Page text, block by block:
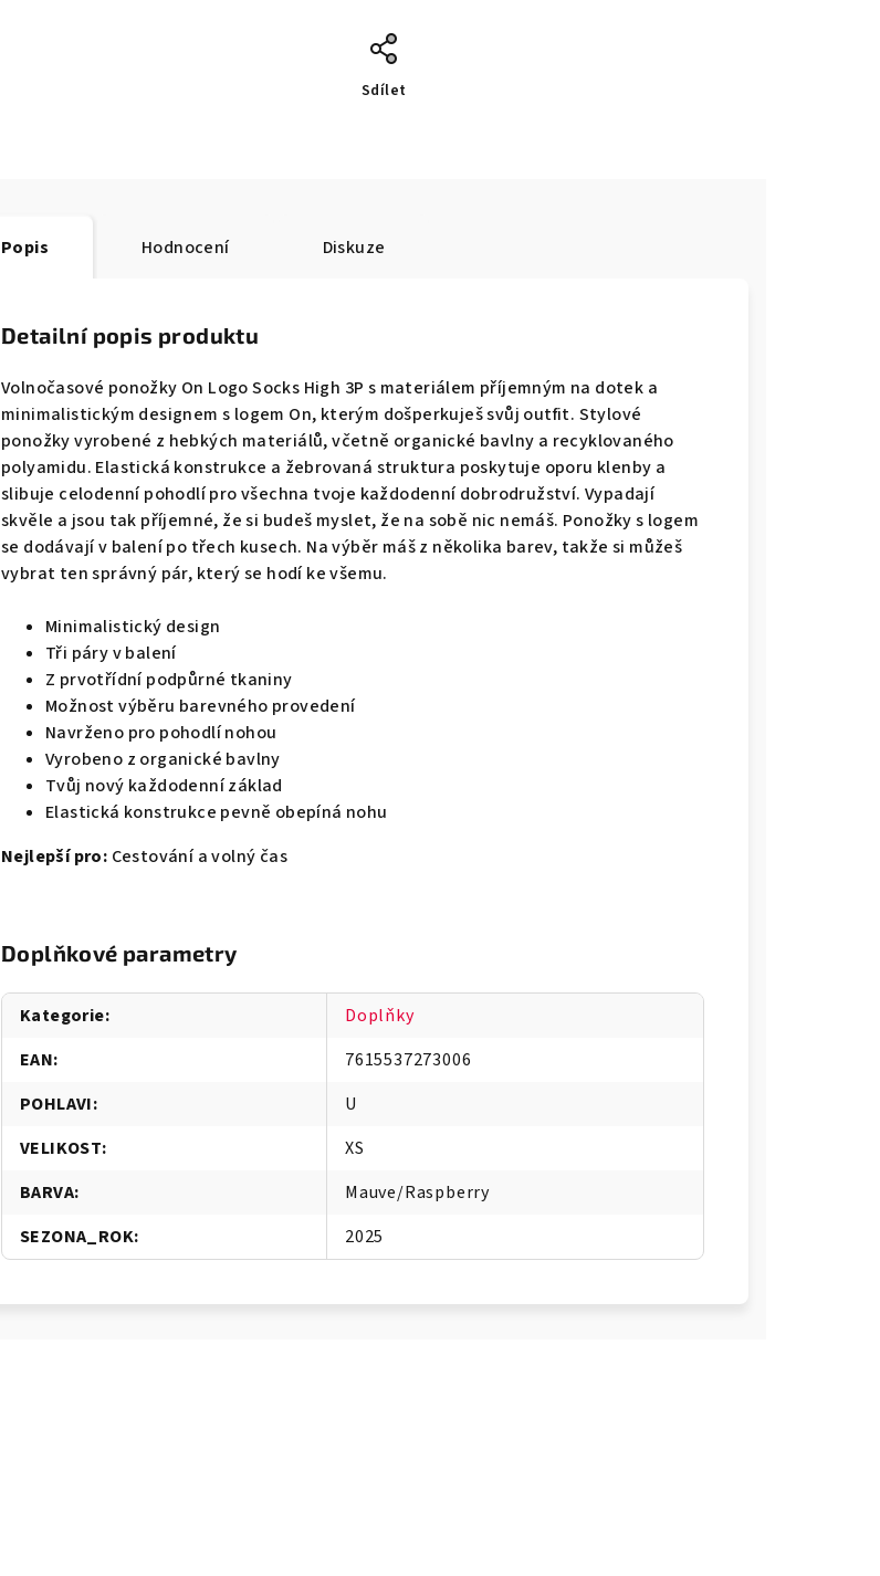
Sdílet
Popis Hodnocení Diskuze
Detailní popis produktu
Volnočasové ponožky On Logo Socks High 3P s materiálem příjemným na dotek a
minimalistickým designem s logem On, kterým došperkuješ svůj outfit. Stylové
ponožky vyrobené z hebkých materiálů, včetně organické bavlny a recyklovaného
polyamidu. Elastická konstrukce a žebrovaná struktura poskytuje oporu klenby a
slibuje celodenní pohodlí pro všechna tvoje každodenní dobrodružství. Vypadají
skvěle a jsou tak příjemné, že si budeš myslet, že na sobě nic nemáš. Ponožky s logem
se dodávají v balení po třech kusech. Na výběr máš z několika barev, takže si můžeš
vybrat ten správný pár, který se hodí ke všemu.
Minimalistický design
Tři páry v balení
Z prvotřídní podpůrné tkaniny
Možnost výběru barevného provedení
Navrženo pro pohodlí nohou
Vyrobeno z organické bavlny
Tvůj nový každodenní základ
Elastická konstrukce pevně obepíná nohu
Nejlepší pro: Cestování a volný čas
Doplňkové parametry
Kategorie:
Doplňky
EAN:
7615537273006
POHLAVI:
U
VELIKOST:
XS
BARVA:
Mauve/Raspberry
SEZONA_ROK: 2025